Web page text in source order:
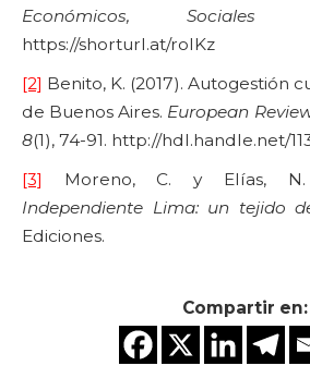
Económicos,
https://shorturl.at/roIKz
[2] Benito, K. (2017). Autogestión
de Buenos Aires. European
8(1), 74-91. http://hdl.handle.net/
[3]
Moreno, C. y Elías,
Independiente Lima: un tejido
Ediciones.
Compartir en: